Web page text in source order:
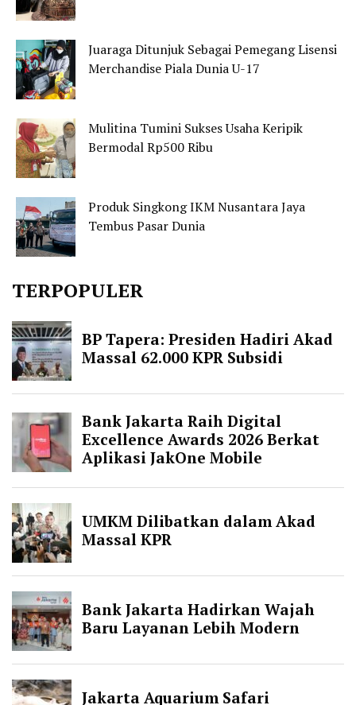
Juaraga Ditunjuk Sebagai Pemegang Lisensi
Merchandise Piala Dunia U-17
Mulitina Tumini Sukses Usaha Keripik
Bermodal Rp500 Ribu
Produk Singkong IKM Nusantara Jaya
Tembus Pasar Dunia
TERPOPULER